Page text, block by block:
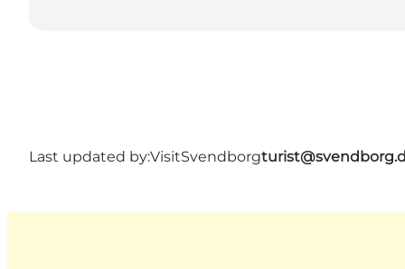
Last updated by:VisitSvendborg